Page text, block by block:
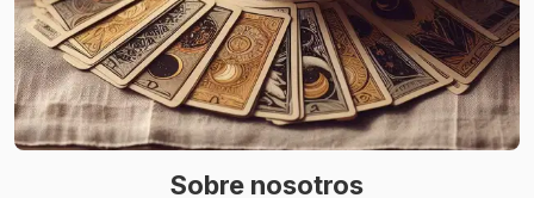
Sobre nosotros